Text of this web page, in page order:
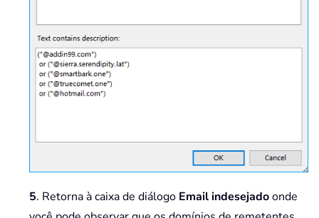
5. Retorna à caixa de diálogo Email indesejadoonde